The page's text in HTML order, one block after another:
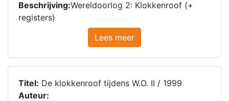
Beschrijving:Wereldoorlog 2: Klokkenroof (+
registers)
Lees meer
Titel: De klokkenroof tijdens W.O. II / 1999
Auteur: